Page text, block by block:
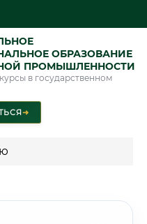
ОБРАЗОВАНИЕ
ПРОМЫШЛЕННОСТИ
в государственном
➜